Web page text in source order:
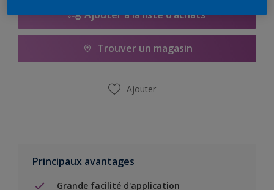
Ajouter à la liste d’achats
Trouver un magasin
Ajouter
Principaux avantages
Grande facilité d'application